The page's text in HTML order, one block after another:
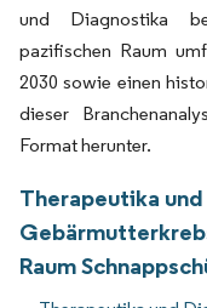
und Diagnostika
pazifischen Raum
2030 sowie einen
dieser
Format herunter.
Therapeutika
Raum